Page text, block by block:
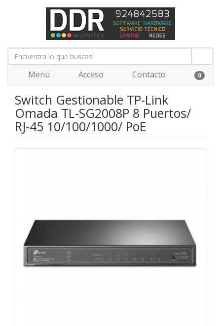
Menú Acceso Contacto 0
Switch Gestionable TP-Link
Omada TL-SG2008P 8 Puertos/
RJ-45 10/100/1000/ PoE